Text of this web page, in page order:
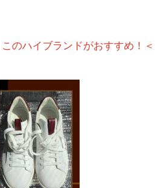
のハイブランドがおすすめ！＜